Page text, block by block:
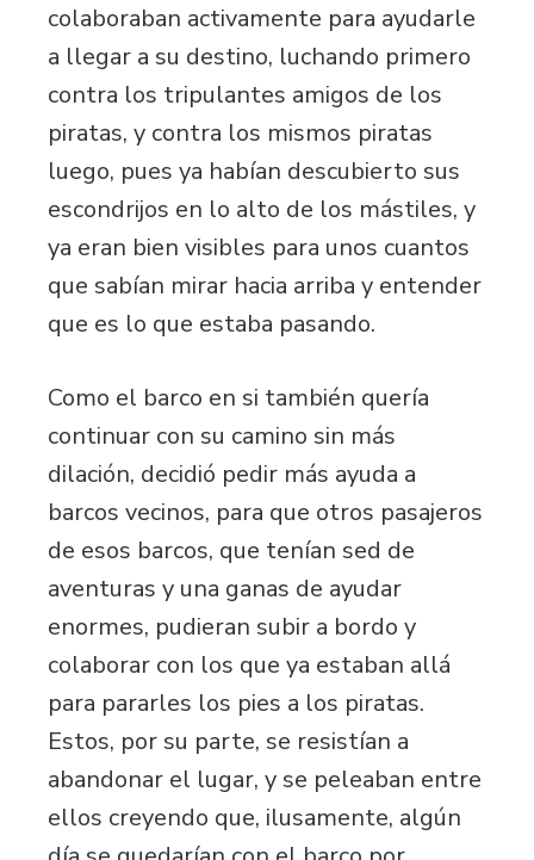
colaboraban activamente para ayudarle
a llegar a su destino, luchando primero
contra los tripulantes amigos de los
piratas, y contra los mismos piratas
luego, pues ya habían descubierto sus
escondrijos en lo alto de los mástiles, y
ya eran bien visibles para unos cuantos
que sabían mirar hacia arriba y entender
que es lo que estaba pasando.
Como el barco en si también quería
continuar con su camino sin más
dilación, decidió pedir más ayuda a
barcos vecinos, para que otros pasajeros
de esos barcos, que tenían sed de
aventuras y una ganas de ayudar
enormes, pudieran subir a bordo y
colaborar con los que ya estaban allá
para pararles los pies a los piratas.
Estos, por su parte, se resistían a
abandonar el lugar, y se peleaban entre
ellos creyendo que, ilusamente, algún